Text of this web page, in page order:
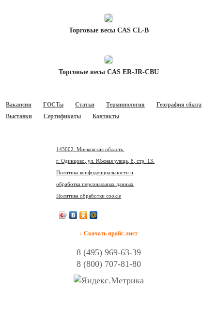
Торговые весы CAS CL-B
Торговые весы CAS ER-JR-CBU
Вакансии ГОСТы Статьи Терминология
География сбыта
Выставки
Сертификаты Контакты
143002, Московская область,
г. Одинцово, ул. Южная улица, 8, стр. 13.
Политика конфиденциальности и
обработка персональных данных
Политика обработки cookie
↓ Скачать прайс-лист
8 (495) 969-63-39
8 (800) 707-81-80